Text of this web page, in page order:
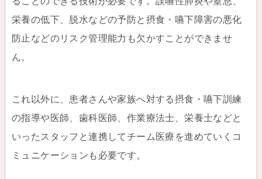
栄養の低下、脱水などの予防と摂食・嚥下障害の悪化
防止などのリスク管理能力も欠かすことができませ
ん。
これ以外に、患者さんや家族へ対する摂食・嚥下訓練
の指導や医師、歯科医師、作業療法士、栄養士などと
いったスタッフと連携してチーム医療を進めていくコ
ミュニケーションも必要です。